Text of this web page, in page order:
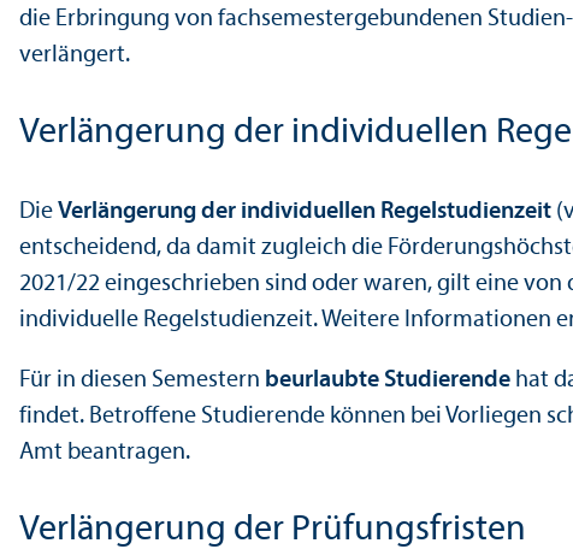
die Erbringung von fach­semestergebundenen
verlängert.
Verlängerung der individuellen
Die Verlängerung der individuellen Regel­studien­zeit
entscheidend, da damit zugleich die
2021/22 eingeschrieben sind oder waren, gilt eine
individuelle Regel­studien­zeit. Weitere Informationen
Für in diesen Semestern beurlaubte Studierende hat
findet. Betroffene Studierende können bei Vorliegen
Amt beantragen.
Verlängerung der Prüfungs­fristen